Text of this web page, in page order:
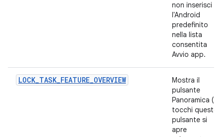
non inserisci
l'Android
predefinito
nella lista
consentita
Avvio app.
LOCK_TASK_FEATURE_OVERVIEW
Mostra il
pulsante
Panoramica (se
tocchi questo
pulsante si
apre